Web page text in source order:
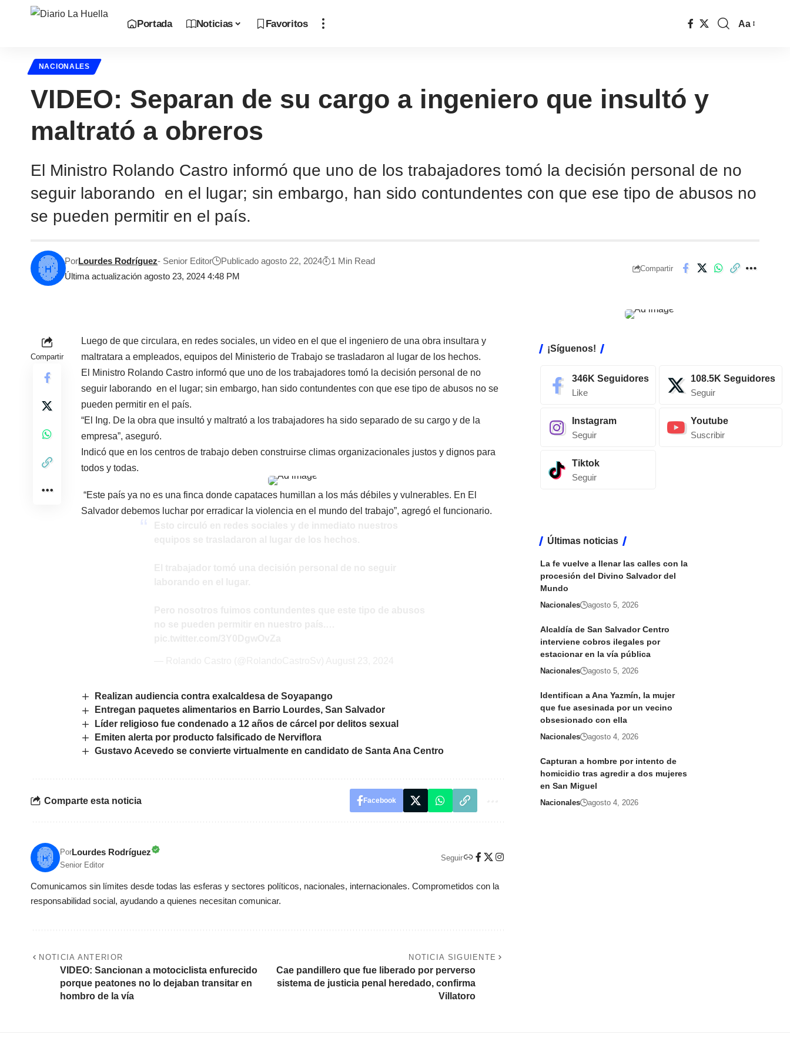
Portada Noticias Favoritos Aa
NACIONALES
VIDEO: Separan de su cargo a ingeniero que insultó y
maltrató a obreros
El Ministro Rolando Castro informó que uno de los trabajadores tomó la decisión personal de no
seguir laborando en el lugar; sin embargo, han sido contundentes con que ese tipo de abusos no
se pueden permitir en el país.
Última actualización agosto 23, 2024 4:48 PM
PorLourdes Rodríguez- Senior Editor Publicado agosto 22, 2024 1 Min Read
Compartir
Compartir
Luego de que circulara, en redes sociales, un video en el que el ingeniero de una obra insultara y
maltratara a empleados, equipos del Ministerio de Trabajo se trasladaron al lugar de los hechos.
El Ministro Rolando Castro informó que uno de los trabajadores tomó la decisión personal de no
seguir laborando en el lugar; sin embargo, han sido contundentes con que ese tipo de abusos no se
pueden permitir en el país.
“El Ing. De la obra que insultó y maltrató a los trabajadores ha sido separado de su cargo y de la
empresa”, aseguró.
Indicó que en los centros de trabajo deben construirse climas organizacionales justos y dignos para
todos y todas.
“Este país ya no es una finca donde capataces humillan a los más débiles y vulnerables. En El
Salvador debemos luchar por erradicar la violencia en el mundo del trabajo”, agregó el funcionario.
Realizan audiencia contra exalcaldesa de Soyapango
Entregan paquetes alimentarios en Barrio Lourdes, San Salvador
Líder religioso fue condenado a 12 años de cárcel por delitos sexual
Emiten alerta por producto falsificado de Nerviflora
Gustavo Acevedo se convierte virtualmente en candidato de Santa Ana Centro
Comparte esta noticia Facebook
PorLourdes Rodríguez
Senior Editor
Seguir
Comunicamos sin límites desde todas las esferas y sectores políticos, nacionales, internacionales. Comprometidos con la
responsabilidad social, ayudando a quienes necesitan comunicar.
NOTICIA ANTERIOR
VIDEO: Sancionan a motociclista enfurecido
porque peatones no lo dejaban transitar en
hombro de la vía
NOTICIA SIGUIENTE
Cae pandillero que fue liberado por perverso
sistema de justicia penal heredado, confirma
Villatoro
¡Síguenos!
346K Seguidores
Like
108.5K Seguidores
Seguir
Instagram
Seguir
Youtube
Suscribir
Tiktok
Seguir
Últimas noticias
La fe vuelve a llenar las calles con la
procesión del Divino Salvador del
Mundo
Nacionales agosto 5, 2026
Alcaldía de San Salvador Centro
interviene cobros ilegales por
estacionar en la vía pública
Nacionales agosto 5, 2026
Identifican a Ana Yazmín, la mujer
que fue asesinada por un vecino
obsesionado con ella
Nacionales agosto 4, 2026
Capturan a hombre por intento de
homicidio tras agredir a dos mujeres
en San Miguel
Nacionales agosto 4, 2026